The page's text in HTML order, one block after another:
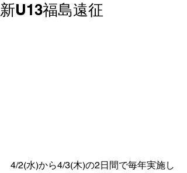
新U13福島遠征
4/2(水)から4/3(木)の2日間で毎年実施し